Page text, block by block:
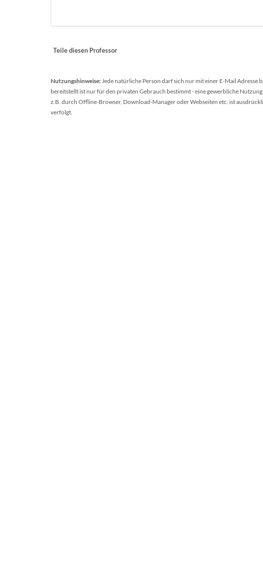
Teile diesen Professor
Nutzungshinweise:Jede natürliche Person darf sich nur mit einer E-Mail
bereitstellt ist nur für den privaten Gebrauch bestimmt - eine gewerbliche
z.B. durch Offline-Browser, Download-Manager oder Webseiten etc. ist
verfolgt.